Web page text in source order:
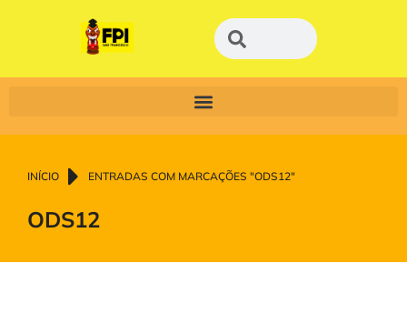
Você está aqui:
INÍCIO ENTRADAS COM MARCAÇÕES "ODS12"
ODS12